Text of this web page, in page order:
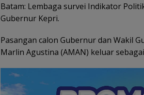
Batam: Lembaga survei Indikator
Gubernur Kepri.
Pasangan calon Gubernur dan Wakil
Marlin Agustina (AMAN) keluar
Double Bonus,
Berkali-kali